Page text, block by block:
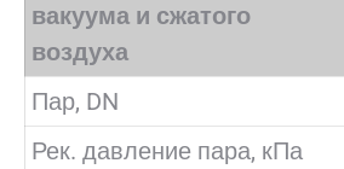
вакуума и сжатого
воздуха
Пар, DN
Рек. давление пара, кПа